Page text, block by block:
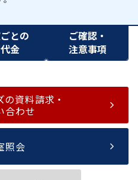
との
金
ご確認・
注意事項
の資料請求・
合わせ
照会